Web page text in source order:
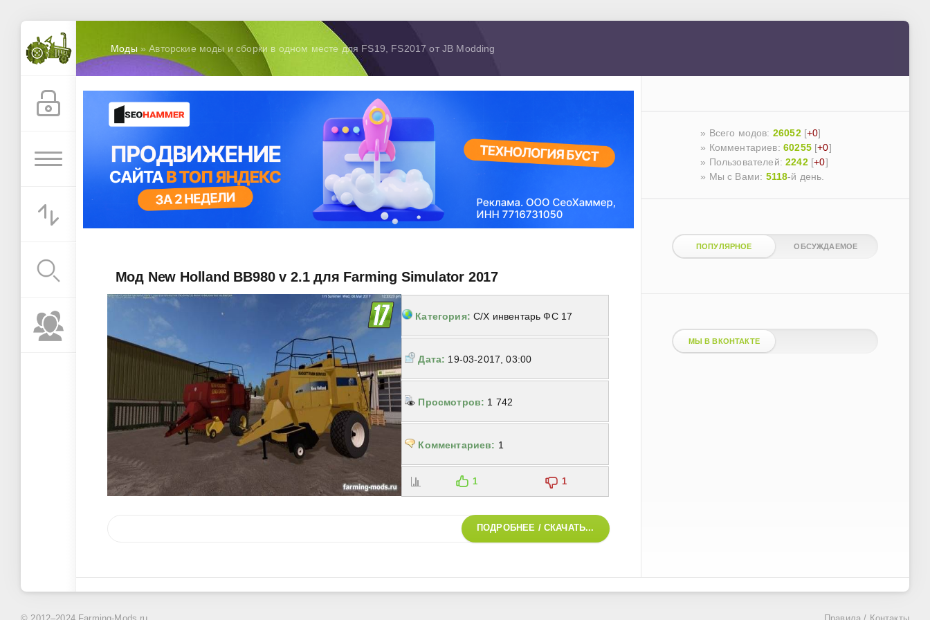
Моды» Авторские моды и сборки в одном месте для FS19, FS2017 от JB Modding
Мод New Holland BB980 v 2.1 для Farming Simulator 2017
Категория: С/Х инвентарь ФС 17
Дата: 19-03-2017, 03:00
Просмотров: 1 742
Комментариев: 1
1 1
ПОДРОБНЕЕ / СКАЧАТЬ...
» Всего модов: 26052[+0]
» Комментариев: 60255[+0]
» Пользователей:2242[+0]
» Мы с Вами: 5118-й день.
ПОПУЛЯРНОЕ ОБСУЖДАЕМОЕ
МЫ В ВКОНТАКТЕ